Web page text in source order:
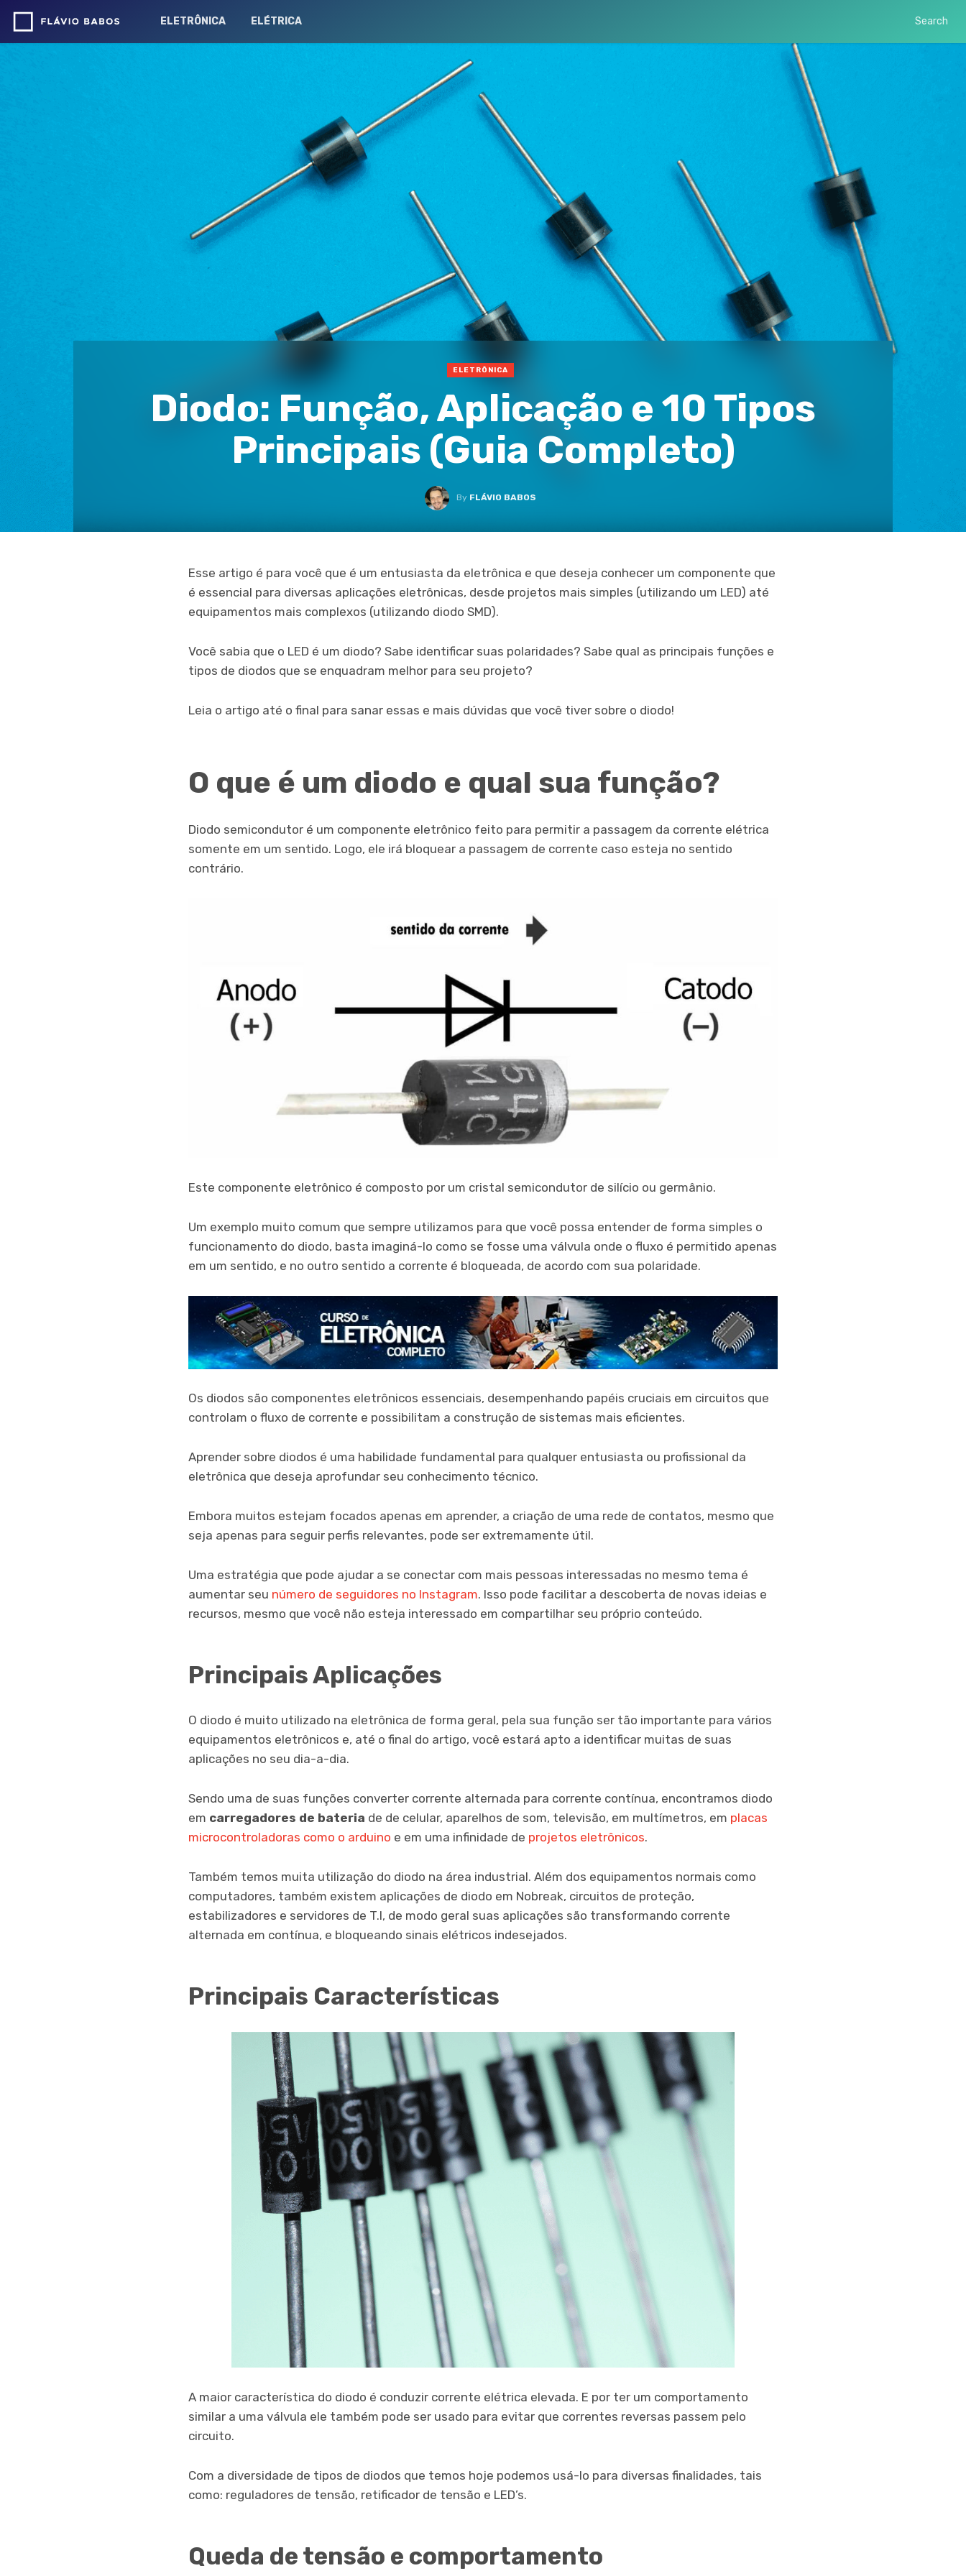
ELETRÔNICA ELÉTRICA Search
ELETRÔNICA
Diodo: Função, Aplicação e 10 Tipos
Principais (Guia Completo)
By FLÁVIO BABOS
Esse artigo é para você que é um entusiasta da eletrônica e que deseja conhecer um componente que
é essencial para diversas aplicações eletrônicas, desde projetos mais simples (utilizando um LED) até
equipamentos mais complexos (utilizando diodo SMD).
Você sabia que o LED é um diodo? Sabe identificar suas polaridades? Sabe qual as principais funções e
tipos de diodos que se enquadram melhor para seu projeto?
Leia o artigo até o final para sanar essas e mais dúvidas que você tiver sobre o diodo!
O que é um diodo e qual sua função?
Diodo semicondutor é um componente eletrônico feito para permitir a passagem da corrente elétrica
somente em um sentido. Logo, ele irá bloquear a passagem de corrente caso esteja no sentido
contrário.
Este componente eletrônico é composto por um cristal semicondutor de silício ou germânio.
Um exemplo muito comum que sempre utilizamos para que você possa entender de forma simples o
funcionamento do diodo, basta imaginá-lo como se fosse uma válvula onde o fluxo é permitido apenas
em um sentido, e no outro sentido a corrente é bloqueada, de acordo com sua polaridade.
Os diodos são componentes eletrônicos essenciais, desempenhando papéis cruciais em circuitos que
controlam o fluxo de corrente e possibilitam a construção de sistemas mais eficientes.
Aprender sobre diodos é uma habilidade fundamental para qualquer entusiasta ou profissional da
eletrônica que deseja aprofundar seu conhecimento técnico.
Embora muitos estejam focados apenas em aprender, a criação de uma rede de contatos, mesmo que
seja apenas para seguir perfis relevantes, pode ser extremamente útil.
Uma estratégia que pode ajudar a se conectar com mais pessoas interessadas no mesmo tema é
aumentar seu número de seguidores no Instagram. Isso pode facilitar a descoberta de novas ideias e
recursos, mesmo que você não esteja interessado em compartilhar seu próprio conteúdo.
Principais Aplicações
O diodo é muito utilizado na eletrônica de forma geral, pela sua função ser tão importante para vários
equipamentos eletrônicos e, até o final do artigo, você estará apto a identificar muitas de suas
aplicações no seu dia-a-dia.
Sendo uma de suas funções converter corrente alternada para corrente contínua, encontramos diodo
em carregadores de bateria de de celular, aparelhos de som, televisão, em multímetros, em placas
microcontroladoras como o arduino e em uma infinidade de projetos eletrônicos.
Também temos muita utilização do diodo na área industrial. Além dos equipamentos normais como
computadores, também existem aplicações de diodo em Nobreak, circuitos de proteção,
estabilizadores e servidores de T.I, de modo geral suas aplicações são transformando corrente
alternada em contínua, e bloqueando sinais elétricos indesejados.
Principais Características
A maior característica do diodo é conduzir corrente elétrica elevada. E por ter um comportamento
similar a uma válvula ele também pode ser usado para evitar que correntes reversas passem pelo
circuito.
Com a diversidade de tipos de diodos que temos hoje podemos usá-lo para diversas finalidades, tais
como: reguladores de tensão, retificador de tensão e LED’s.
Queda de tensão e comportamento